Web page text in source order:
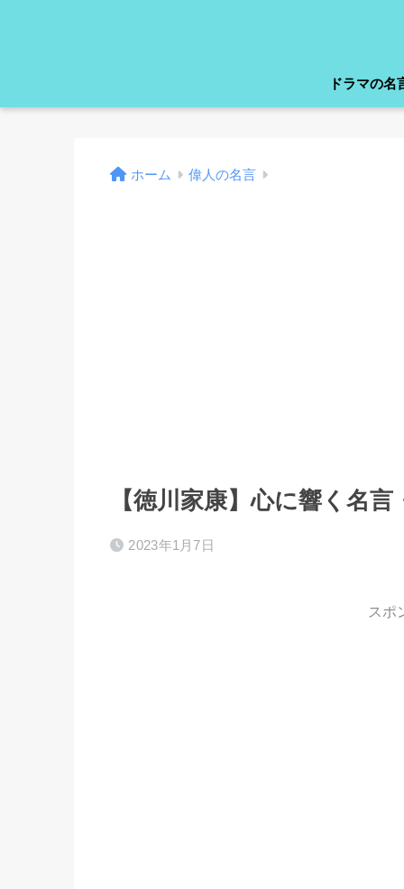
ドラマの名
ホーム 偉人の名言
【徳川家康】心に響く名言
2023年1月7日
スポ